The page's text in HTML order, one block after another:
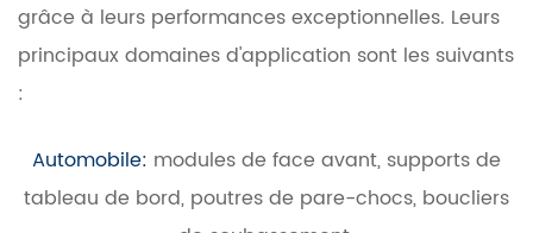
grâce à leurs performances exceptionnelles. Leurs
principaux domaines d'application sont les suivants
:
Automobile: modules de face avant, supports de
tableau de bord, poutres de pare-chocs, boucliers